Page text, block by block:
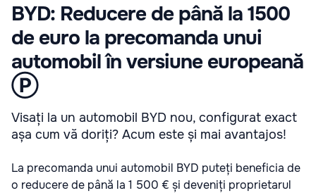
BYD: Reducere de până la 1500
de euro la precomanda unui
automobil în versiune europeană
Ⓟ
Visați la un automobil BYD nou, configurat exact
așa cum vă doriți? Acum este și mai avantajos!
La precomanda unui automobil BYD puteți beneficia de
o reducere de până la 1 500 € și deveniți proprietarul